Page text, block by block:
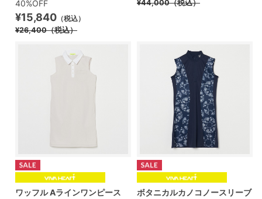
40%OFF
¥15,840 （税込）
¥26,400（税込）
¥44,000（税込）
ワッフル Aラインワンピース
ボタニカルカノコノースリーブ